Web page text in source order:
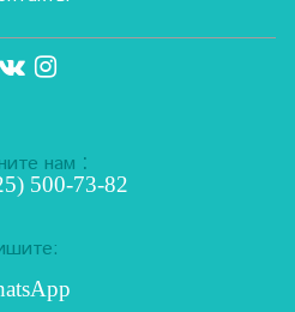
нам :
500-73-82